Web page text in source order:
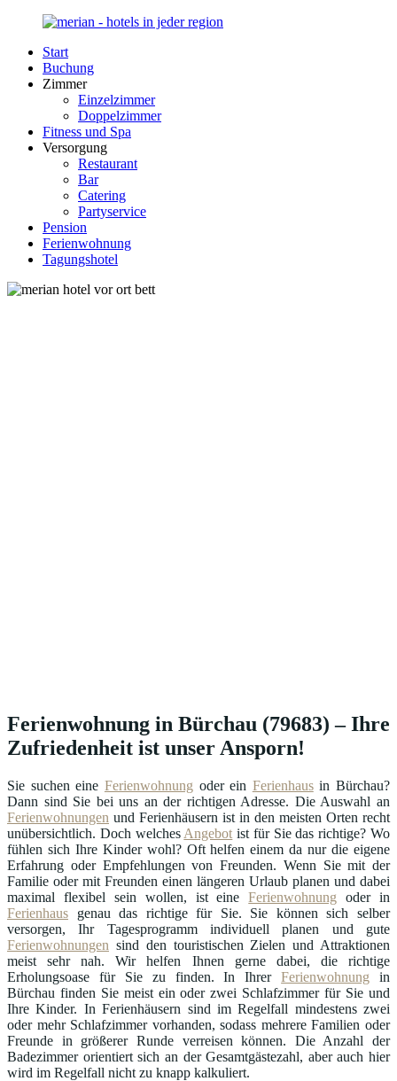
Zurück
Inhalt
Merian-
Hotel.de
Portal
Unterkunft
Deutschland
Start
Buchung
Zimmer
Einzelzimmer
Doppelzimmer
Fitness und Spa
Versorgung
Restaurant
Bar
Catering
Partyservice
Pension
Ferienwohnung
Tagungshotel
Ferienwohnung in Bürchau (79683) – Ihre
Zufriedenheit ist unser Ansporn!
Sie suchen eine Ferienwohnung oder ein Ferienhausin Bürchau?
Dann sind Sie bei uns an der richtigen Adresse. Die Auswahl an
Ferienwohnungen und Ferienhäusern ist in den meisten Orten recht
unübersichtlich. Doch welches Angebot ist für Sie das richtige? Wo
fühlen sich Ihre Kinder wohl? Oft helfen einem da nur die eigene
Erfahrung oder Empfehlungen von Freunden. Wenn Sie mit der
Familie oder mit Freunden einen längeren Urlaub planen und dabei
maximal flexibel sein wollen, ist eineFerienwohnung oder in
Ferienhaus genau das richtige für Sie. Sie können sich selber
versorgen, Ihr Tagesprogramm individuell planen und gute
Ferienwohnungen sind den touristischen Zielen und Attraktionen
meist sehr nah. Wir helfen Ihnen gerne dabei, die richtige
Erholungsoase für Sie zu finden. In IhrerFerienwohnung in
Bürchau finden Sie meist ein oder zwei Schlafzimmer für Sie und
Ihre Kinder. In Ferienhäusern sind im Regelfall mindestens zwei
oder mehr Schlafzimmer vorhanden, sodass mehrere Familien oder
Freunde in größerer Runde verreisen können. Die Anzahl der
Badezimmer orientiert sich an der Gesamtgästezahl, aber auch hier
wird im Regelfall nicht zu knapp kalkuliert.